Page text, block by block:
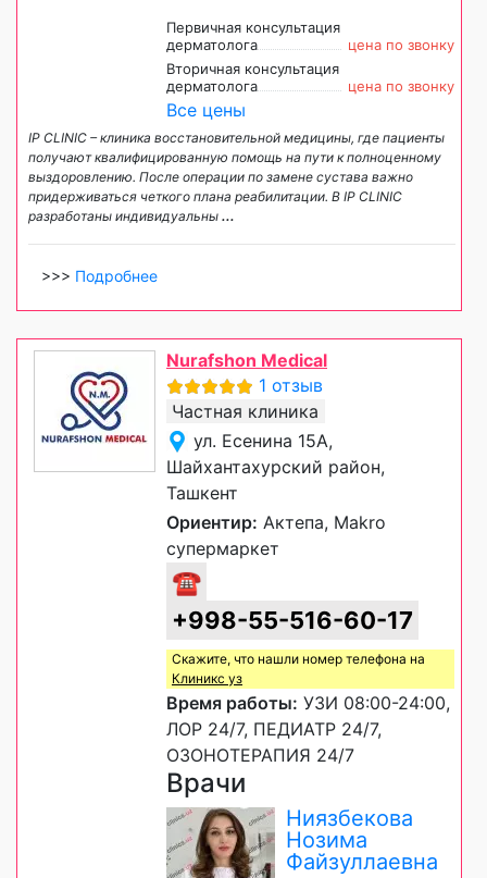
Первичная консультация
дерматолога
цена по звонку
Вторичная консультация
дерматолога
цена по звонку
Все цены
IP CLINIC – клиника восстановительной медицины, где пациенты
получают квалифицированную помощь на пути к полноценному
выздоровлению. После операции по замене сустава важно
придерживаться четкого плана реабилитации. В IP CLINIC
разработаны индивидуальны ...
>>> Подробнее
Nurafshon Medical
1 отзыв
Частная клиника
ул. Есенина 15А,
Шайхантахурский район,
Ташкент
Ориентир: Актепа, Makro
супермаркет
☎
+998-55-516-60-17
Скажите, что нашли номер телефона на
Клиникс уз
Время работы: УЗИ 08:00-24:00,
ЛОР 24/7, ПЕДИАТР 24/7,
ОЗОНОТЕРАПИЯ 24/7
Врачи
Ниязбекова
Нозима
Файзуллаевна